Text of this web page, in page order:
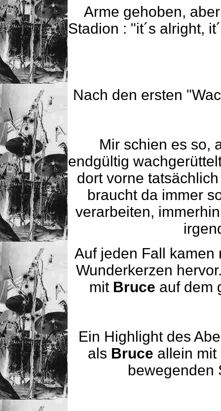
Arme gehoben,
Stadion : "it´s alright,
Nach den ersten
Mir schien es so,
endgültig
dort vorne
braucht da immer
verarbeiten,
Auf jeden Fall
Wunderkerzen
mit Bruce auf dem
Ein Highlight des
als Bruce allein
bewegenden